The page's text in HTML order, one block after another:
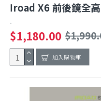
Iroad X6 前後鏡全
..
$1,180.00
加入購物車